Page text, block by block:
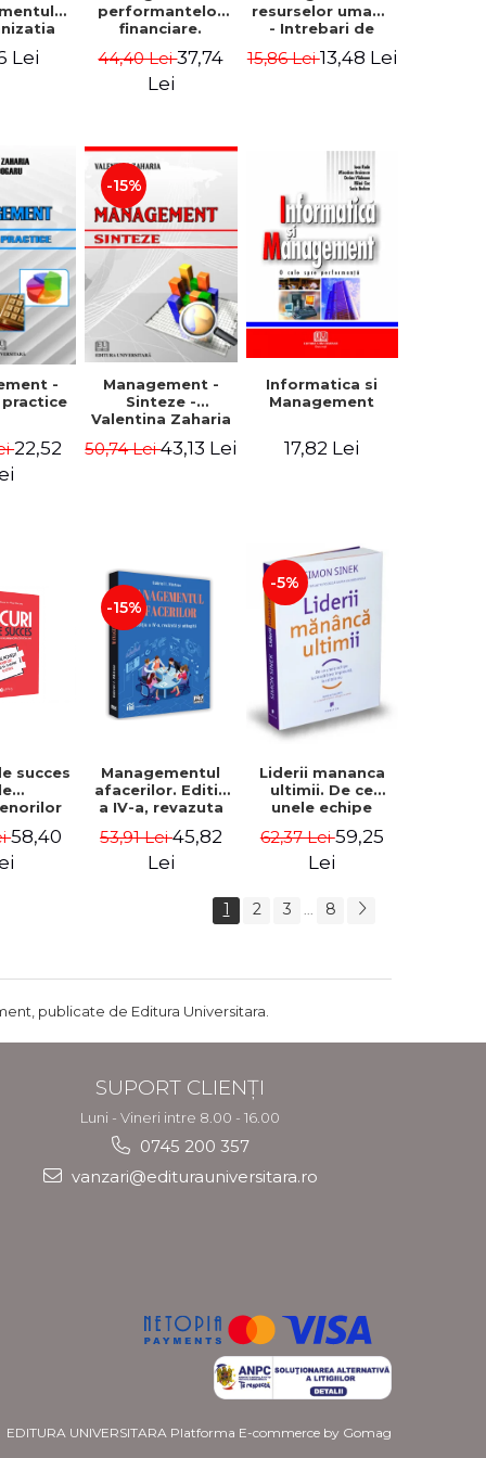
Lei
performantelor
financiare.
Modele.
Instrumente
44,40 Lei37,74
Lei
resurselor umane
- Intrebari de
grila
15,86 Lei13,48 Lei
-
22,52
-15%
Management -
Sinteze -
Valentina Zaharia
50,74 Lei43,13 Lei
Informatica si
Management
17,82 Lei
succes
sa-ti
58,40
-15%
Managementul
afacerilor. Editia
a IV-a, revazuta
Gabriel I. Nastase
53,91 Lei45,82
Lei
-5%
Liderii mananca
ultimii. De ce
unele echipe
impreuna, iar
altele nu. Editia a
62,37 Lei59,25
Lei
1 2 3 8
publicate de Editura Universitara.
SUPORT CLIENȚI
Luni - Vineri intre 8.00 - 16.00
0745 200 357
vanzari@editurauniversitara.ro
EDITURA UNIVERSITARA Platforma E-commerce by Gomag